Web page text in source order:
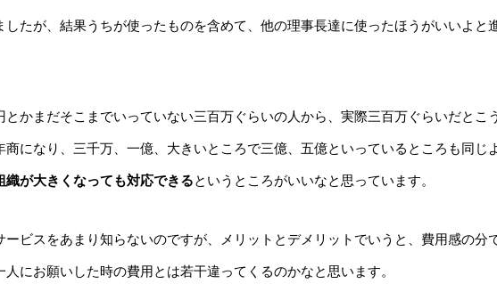
したが、結果うちが使ったものを含めて、他の理事長達に使ったほうがいいよ
かまだそこまでいっていない三百万ぐらいの人から、実際三百万ぐらいだと
になり、三千万、一億、大きいところで三億、五億といっているところも同じ
織が大きくなっても対応できるというところがいいなと思っています。
ビスをあまり知らないのですが、メリットとデメリットでいうと、費用感の
にお願いした時の費用とは若干違ってくるのかなと思います。